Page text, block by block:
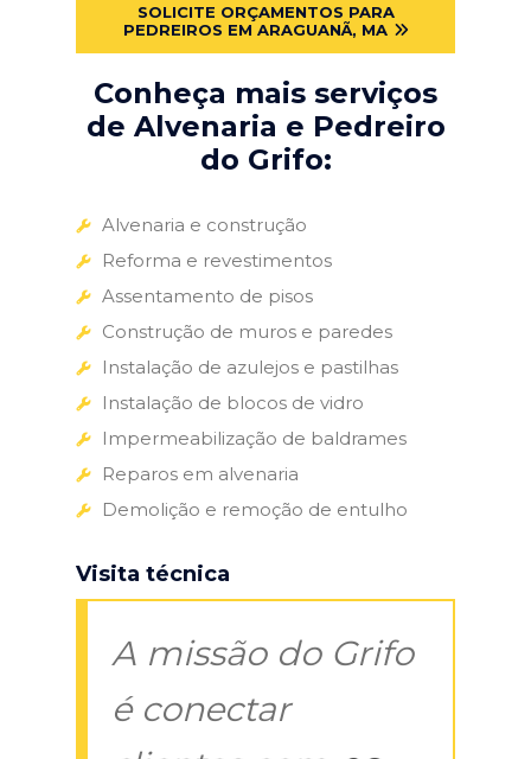
SOLICITE ORÇAMENTOS PARA
PEDREIROS EM ARAGUANÃ, MA
Conheça mais serviços
de Alvenaria e Pedreiro
do Grifo:
Alvenaria e construção
Reforma e revestimentos
Assentamento de pisos
Construção de muros e paredes
Instalação de azulejos e pastilhas
Instalação de blocos de vidro
Impermeabilização de baldrames
Reparos em alvenaria
Demolição e remoção de entulho
Visita técnica
A missão do Grifo
é conectar